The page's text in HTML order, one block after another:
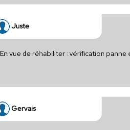
Juste
En vue de réhabiliter : vérification
Gervais